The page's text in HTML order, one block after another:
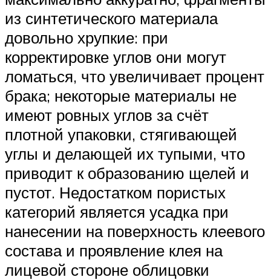
из синтетического материала
довольно хрупкие: при
корректировке углов они могут
ломаться, что увеличивает процент
брака; некоторые материалы не
имеют ровных углов за счёт
плотной упаковки, стягивающей
углы и делающей их тупыми, что
приводит к образованию щелей и
пустот. Недостатком пористых
категорий является усадка при
нанесении на поверхность клеевого
состава и проявление клея на
лицевой стороне облицовки